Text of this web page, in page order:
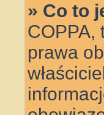
» Co to
COPPA,
prawa